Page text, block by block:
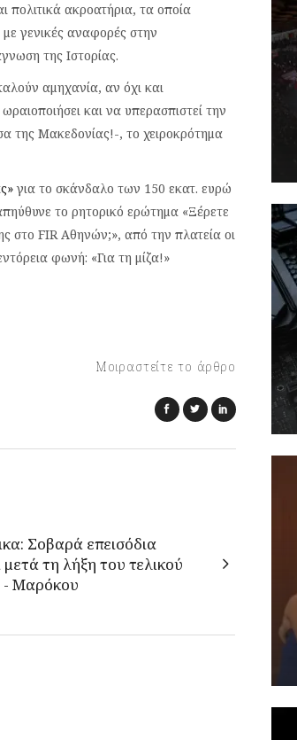
πολιτικά ακροατήρια, τα οποία
γενικές αναφορές στην
της Ιστορίας.
αμηχανία, αν όχι και
και να υπερασπιστεί την
της Μακεδονίας!-, το χειροκρότημα
για το σκάνδαλο των 150 εκατ. ευρώ
το ρητορικό ερώτημα «Ξέρετε
στο FIR Αθηνών;», από την πλατεία οι
φωνή: «Για τη μίζα!»
Μοιραστείτε το άρθρο
Σοβαρά επεισόδια
μετά τη λήξη του τελικού
- Μαρόκου